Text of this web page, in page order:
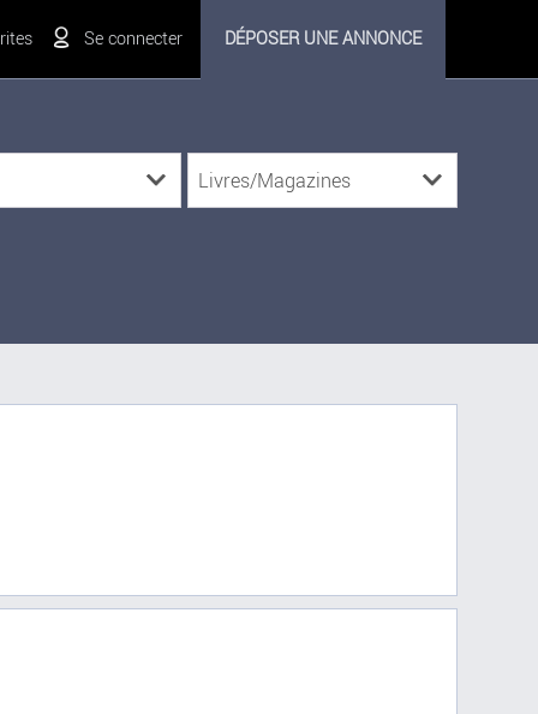
Se connecter DÉPOSER UNE ANNONCE